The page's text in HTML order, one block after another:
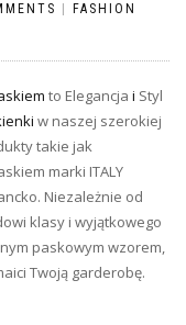
FASHION
to Elegancja i Styl
w naszej szerokiej
takie jak
marki ITALY
Niezależnie od
klasy i wyjątkowego
paskowym wzorem,
Twoją garderobę.